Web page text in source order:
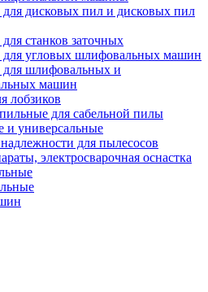
для дисковых пил и дисковых пил
станков заточных
для угловых шлифовальных машин
для шлифовальных и
машин
лобзиков
для сабельной пилы
и универсальные
для пылесосов
электросварочная оснастка